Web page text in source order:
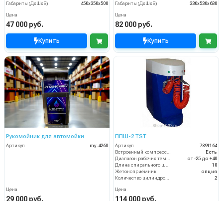
Габариты (ДхШхВ)
450x350x500
Цена
47 000 руб.
Купить
Габариты (ДхШхВ)
330x530x630
Цена
82 000 руб.
Купить
Рукомойник для автомойки
Артикул my.4260
Цена
29 000 руб.
ППШ-2 TST
Артикул
7891164
Встроенный компрессор
Есть
Диапазон рабочих температур (°C)
от -25 до +40
Длина спирального шланга (м)
10
Жетоноприёмник
опция
Количество цилиндров компрессора (шт)
2
Цена
114 000 руб.